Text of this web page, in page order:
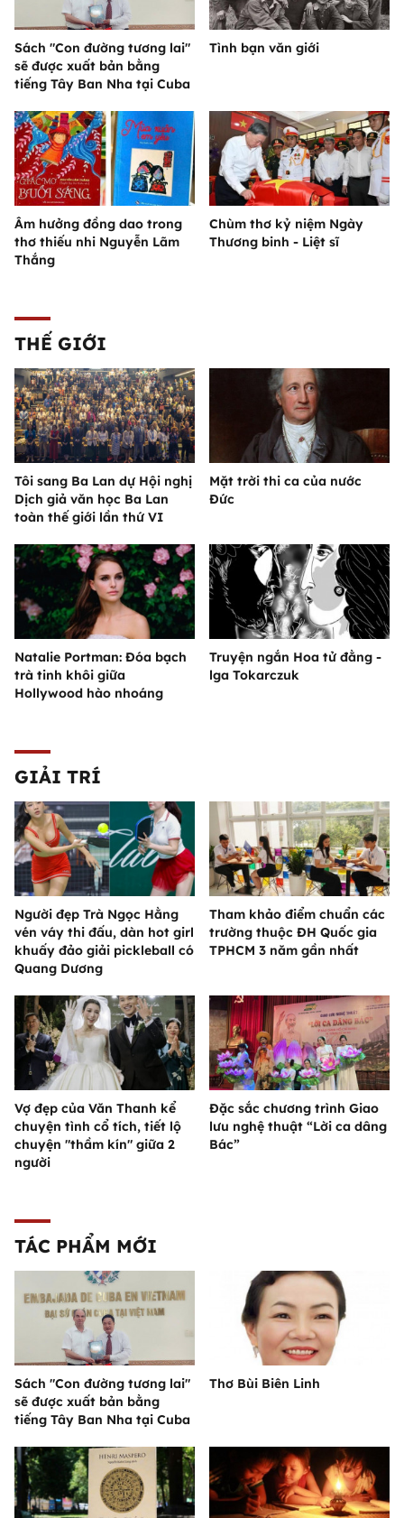
Sách "Con đường tương lai"
sẽ được xuất bản bằng
tiếng Tây Ban Nha tại Cuba
Tình bạn văn giới
Âm hưởng đồng dao trong
thơ thiếu nhi Nguyễn Lãm
Thắng
Chùm thơ kỷ niệm Ngày
Thương binh - Liệt sĩ
THẾ GIỚI
Tôi sang Ba Lan dự Hội nghị
Dịch giả văn học Ba Lan
toàn thế giới lần thứ VI
Mặt trời thi ca của nước
Đức
Natalie Portman: Đóa bạch
trà tinh khôi giữa
Hollywood hào nhoáng
Truyện ngắn Hoa tử đằng -
lga Tokarczuk
GIẢI TRÍ
Người đẹp Trà Ngọc Hằng
vén váy thi đấu, dàn hot girl
khuấy đảo giải pickleball có
Quang Dương
Tham khảo điểm chuẩn các
trường thuộc ĐH Quốc gia
TPHCM 3 năm gần nhất
Vợ đẹp của Văn Thanh kể
chuyện tình cổ tích, tiết lộ
chuyện "thầm kín" giữa 2
người
Đặc sắc chương trình Giao
lưu nghệ thuật “Lời ca dâng
Bác”
TÁC PHẨM MỚI
Sách "Con đường tương lai"
sẽ được xuất bản bằng
tiếng Tây Ban Nha tại Cuba
Thơ Bùi Biên Linh